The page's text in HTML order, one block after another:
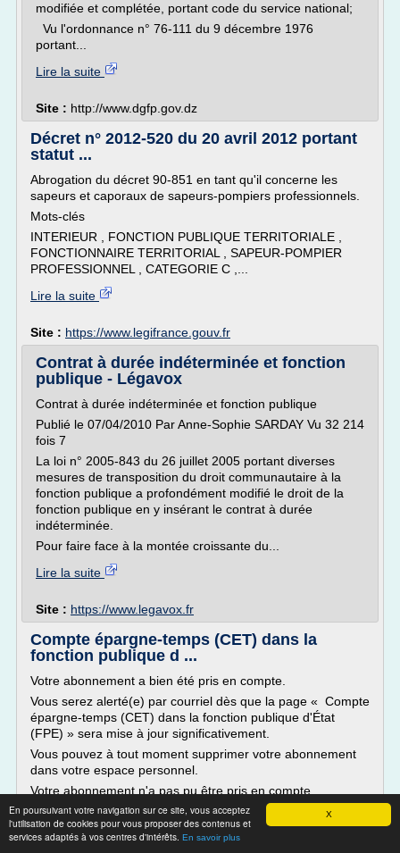
X
En poursuivant votre navigation sur ce site, vous acceptez
l'utilisation de cookies pour vous proposer des contenus et
services adaptés à vos centres d'intérêts. En savoir plus
modifiée et complétée, portant code du service national;
Vu l'ordonnance n° 76-111 du 9 décembre 1976
portant...
Lire la suite
Site : http://www.dgfp.gov.dz
Décret n° 2012-520 du 20 avril 2012 portant
statut ...
Abrogation du décret 90-851 en tant qu'il concerne les
sapeurs et caporaux de sapeurs-pompiers professionnels.
Mots-clés
INTERIEUR , FONCTION PUBLIQUE TERRITORIALE ,
FONCTIONNAIRE TERRITORIAL , SAPEUR-POMPIER
PROFESSIONNEL , CATEGORIE C ,...
Lire la suite
Site : https://www.legifrance.gouv.fr
Contrat à durée indéterminée et fonction
publique - Légavox
Contrat à durée indéterminée et fonction publique
Publié le 07/04/2010 Par Anne-Sophie SARDAY Vu 32 214
fois 7
La loi n° 2005-843 du 26 juillet 2005 portant diverses
mesures de transposition du droit communautaire à la
fonction publique a profondément modifié le droit de la
fonction publique en y insérant le contrat à durée
indéterminée.
Pour faire face à la montée croissante du...
Lire la suite
Site : https://www.legavox.fr
Compte épargne-temps (CET) dans la
fonction publique d ...
Votre abonnement a bien été pris en compte.
Vous serez alerté(e) par courriel dès que la page « Compte
épargne-temps (CET) dans la fonction publique d'État
(FPE) » sera mise à jour significativement.
Vous pouvez à tout moment supprimer votre abonnement
dans votre espace personnel.
Votre abonnement n'a pas pu être pris en compte.
Vous devez vous connecter à votre espace personnel...
Lire la suite